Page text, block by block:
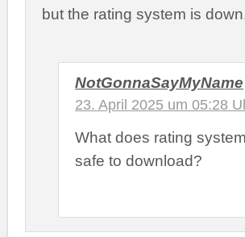
but the rating system is
NotGonnaSayMyName
23. April 2025 um 05:28
What does rating
safe to download?